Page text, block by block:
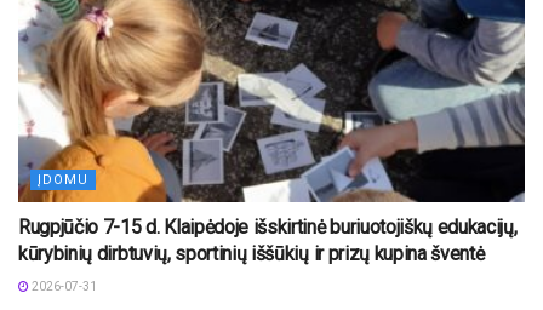
ĮDOMU
Rugpjūčio 7-15 d. Klaipėdoje išskirtinė buriuotojiškų edukacijų,
kūrybinių dirbtuvių, sportinių iššūkių ir prizų kupina šventė
2026-07-31